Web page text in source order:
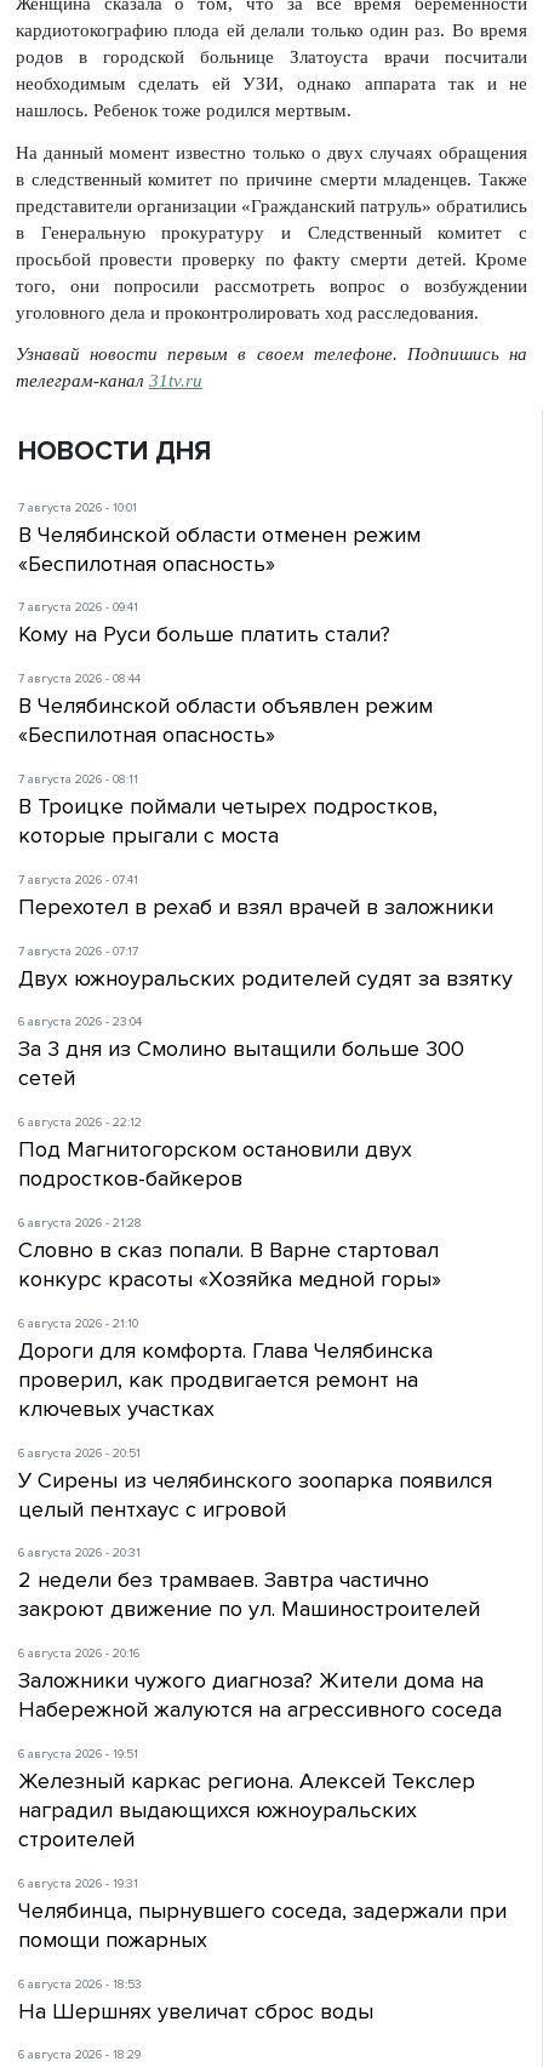
кардиотокографию плода ей делали только один раз. Во время
родов в городской больнице Златоуста врачи посчитали
необходимым сделать ей УЗИ, однако аппарата так и не
нашлось. Ребенок тоже родился мертвым.
На данный момент известно только о двух случаях обращения
в следственный комитет по причине смерти младенцев. Также
представители организации «Гражданский патруль» обратились
в Генеральную прокуратуру и Следственный комитет с
просьбой провести проверку по факту смерти детей. Кроме
того, они попросили рассмотреть вопрос о возбуждении
уголовного дела и проконтролировать ход расследования.
Узнавай новости первым в своем телефоне. Подпишись на
телеграм-канал 31tv.ru
НОВОСТИ ДНЯ
7 августа 2026 - 10:01
В Челябинской области отменен режим
«Беспилотная опасность»
7 августа 2026 - 09:41
Кому на Руси больше платить стали?
7 августа 2026 - 08:44
В Челябинской области объявлен режим
«Беспилотная опасность»
7 августа 2026 - 08:11
В Троицке поймали четырех подростков,
которые прыгали с моста
7 августа 2026 - 07:41
Перехотел в рехаб и взял врачей в заложники
7 августа 2026 - 07:17
Двух южноуральских родителей судят за взятку
6 августа 2026 - 23:04
За 3 дня из Смолино вытащили больше 300
сетей
6 августа 2026 - 22:12
Под Магнитогорском остановили двух
подростков-байкеров
6 августа 2026 - 21:28
Словно в сказ попали. В Варне стартовал
конкурс красоты «Хозяйка медной горы»
6 августа 2026 - 21:10
Дороги для комфорта. Глава Челябинска
проверил, как продвигается ремонт на
ключевых участках
6 августа 2026 - 20:51
У Сирены из челябинского зоопарка появился
целый пентхаус с игровой
6 августа 2026 - 20:31
2 недели без трамваев. Завтра частично
закроют движение по ул. Машиностроителей
6 августа 2026 - 20:16
Заложники чужого диагноза? Жители дома на
Набережной жалуются на агрессивного соседа
6 августа 2026 - 19:51
Железный каркас региона. Алексей Текслер
наградил выдающихся южноуральских
строителей
6 августа 2026 - 19:31
Челябинца, пырнувшего соседа, задержали при
помощи пожарных
6 августа 2026 - 18:53
На Шершнях увеличат сброс воды
6 августа 2026 - 18:29